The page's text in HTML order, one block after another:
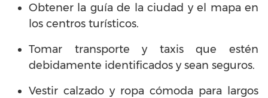
Obtener la guía de la ciudad y el mapa en
los centros turísticos.
Tomar transporte y taxis que estén
debidamente identificados y sean seguros.
Vestir calzado y ropa cómoda para largos